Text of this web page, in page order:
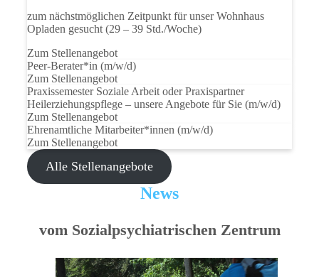
zum nächstmöglichen Zeitpunkt für unser Wohnhaus
Opladen gesucht (29 – 39 Std./Woche)
Zum Stellenangebot
Peer-Berater*in (m/w/d)
Zum Stellenangebot
Praxissemester Soziale Arbeit oder Praxispartner
Heilerziehungspflege – unsere Angebote für Sie (m/w/d)
Zum Stellenangebot
Ehrenamtliche Mitarbeiter*innen (m/w/d)
Zum Stellenangebot
Alle Stellenangebote
News
vom Sozialpsychiatrischen Zentrum